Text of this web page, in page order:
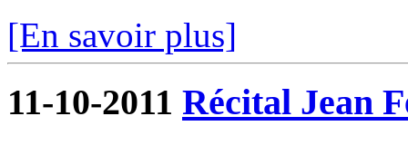
[En savoir plus]
11-10-2011 Récital Jean